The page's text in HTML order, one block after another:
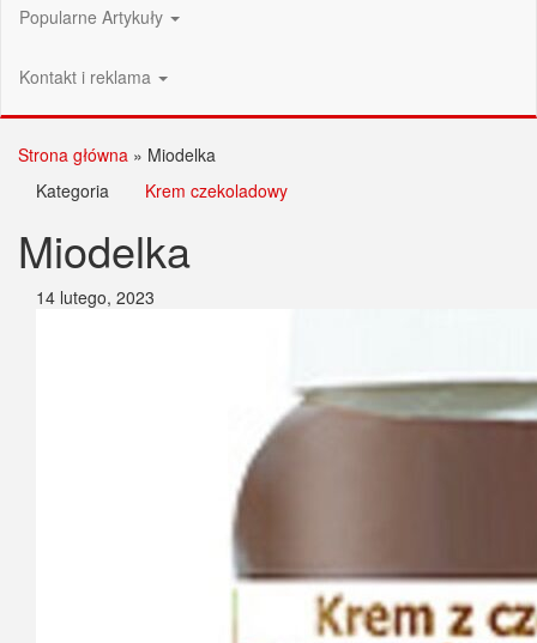
Popularne Artykuły
Kontakt i reklama
Strona główna » Miodelka
Kategoria
Krem czekoladowy
Miodelka
14 lutego, 2023